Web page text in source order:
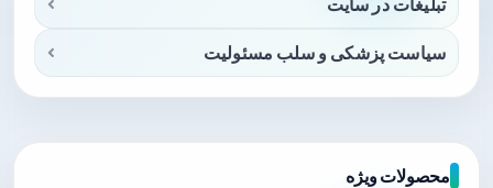
سیاست پزشکی و سلب مسئولیت
محصولات ویژه